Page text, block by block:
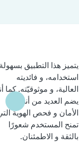
يتميز هذا التطبيق
استخدامه، و فائديته
العالية، و موثوقيّته. كما
يضم العديد من أنظمة
الأمان و فحص الهوية
تمنح المستخدم شعورًا
بالثقة و الاطمئنان.